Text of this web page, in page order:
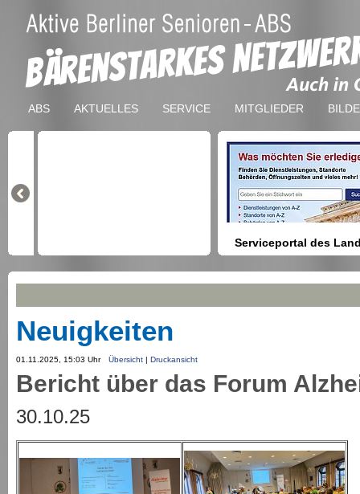
ABS AKTUELLES SERVICE MITGLIEDER
Serviceportal des
Berlin
Anmeldung bei Ämtern usw.
Neuigkeiten
01.11.2025, 15:03 Uhr Übersicht | Druckansicht
Bericht über das Forum
30.10.25